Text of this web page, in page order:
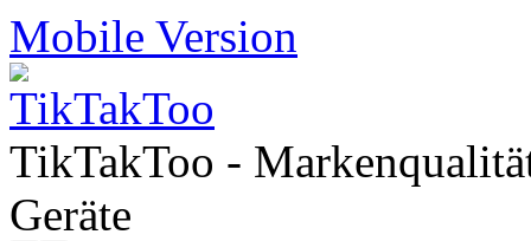
Mobile Version
TikTakToo -
Geräte